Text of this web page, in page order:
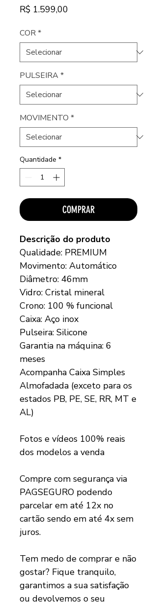
R$ 1.599,00
COR*
PULSEIRA*
MOVIMENTO *
Quantidade *
COMPRAR
Descrição do produto
Qualidade: PREMIUM
Movimento: Automático
Diâmetro: 46mm
Vidro: Cristal mineral
Crono: 100 % funcional
Caixa: Aço inox
Pulseira: Silicone
Garantia na máquina: 6
meses
Acompanha Caixa Simples
Almofadada (exceto para os
estados PB, PE, SE, RR, MT e
AL)
Fotos e vídeos 100% reais
dos modelos a venda
Compre com segurança via
PAGSEGURO podendo
parcelar em até 12x no
cartão sendo em até 4x sem
juros.
Tem medo de comprar e não
gostar? Fique tranquilo,
garantimos a sua satisfação
ou devolvemos o seu